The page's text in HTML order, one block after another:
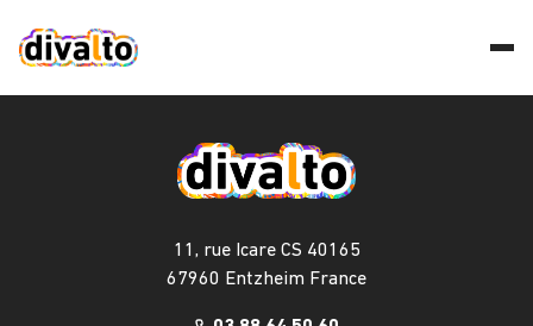
11, rue Icare CS 40165
67960 Entzheim France